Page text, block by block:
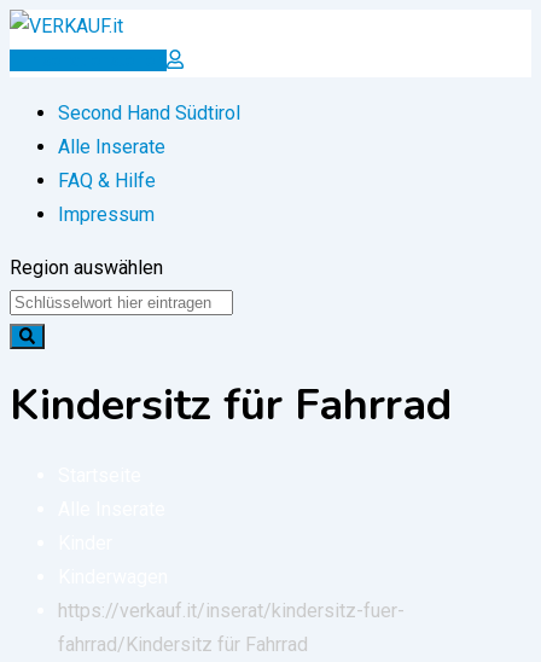
Zum
Inserat erstellen
Second Hand Südtirol
Alle Inserate
FAQ & Hilfe
Impressum
Region auswählen
Kindersitz für Fahrrad
https://verkauf.it/inserat/kindersitz-fuer-
fahrrad/ Kindersitz für Fahrrad